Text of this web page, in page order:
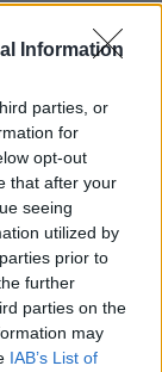
Information
parties, or
for
opt-out
that after your
seeing
utilized by
prior to
further
parties on the
may
IAB’s List of